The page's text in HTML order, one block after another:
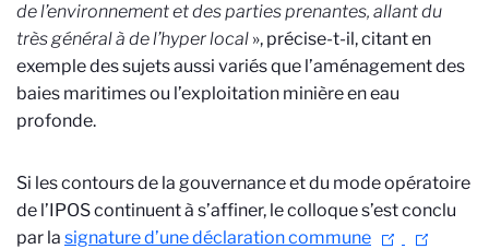
de l’environnement et des parties prenantes, allant du
très général à de l’hyper local », précise-t-il, citant en
exemple des sujets aussi variés que l’aménagement des
baies maritimes ou l’exploitation minière en eau
profonde.
Si les contours de la gouvernance et du mode opératoire
de l’IPOS continuent à s’affiner, le colloque s’est conclu
par la signature d’une déclaration commune